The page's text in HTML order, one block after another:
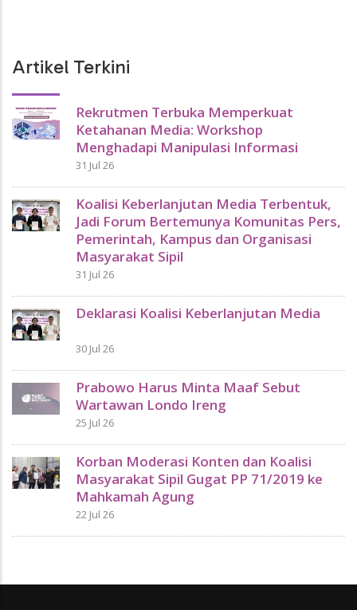
Artikel Terkini
Rekrutmen Terbuka Memperkuat
Ketahanan Media: Workshop
Menghadapi Manipulasi Informasi
31 Jul 26
Koalisi Keberlanjutan Media Terbentuk,
Jadi Forum Bertemunya Komunitas Pers,
Pemerintah, Kampus dan Organisasi
Masyarakat Sipil
31 Jul 26
Deklarasi Koalisi Keberlanjutan Media
30 Jul 26
Prabowo Harus Minta Maaf Sebut
Wartawan Londo Ireng
25 Jul 26
Korban Moderasi Konten dan Koalisi
Masyarakat Sipil Gugat PP 71/2019 ke
Mahkamah Agung
22 Jul 26